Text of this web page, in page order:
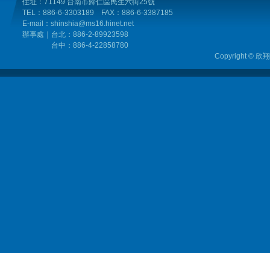
住址：71149 台南市歸仁區民生六街25號
TEL：886-6-3303189 FAX：886-6-3387185
E-mail：shinshia@ms16.hinet.net
辦事處｜台北 ：886-2-89923598
台中：886-4-22858780
Copyright © 欣